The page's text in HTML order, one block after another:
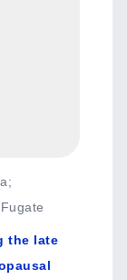
the late